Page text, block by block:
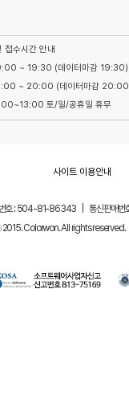
접수시간 안내
~ 19:30 (데이터마감 19:30)
~ 20:00 (데이터마감
토/일/공휴일 휴무
사이트 이용안내
번호 : 504-81-86343
통신판매
Colorwon. All rights reserved.